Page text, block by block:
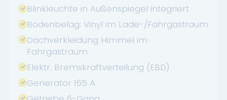
Blinkleuchte in Außenspiegel integriert
Bodenbelag: Vinyl im Lade-/Fahrgastraum
Dachverkleidung Himmel im
Fahrgastraum
Elektr. Bremskraftverteilung (EBD)
Generator 165 A